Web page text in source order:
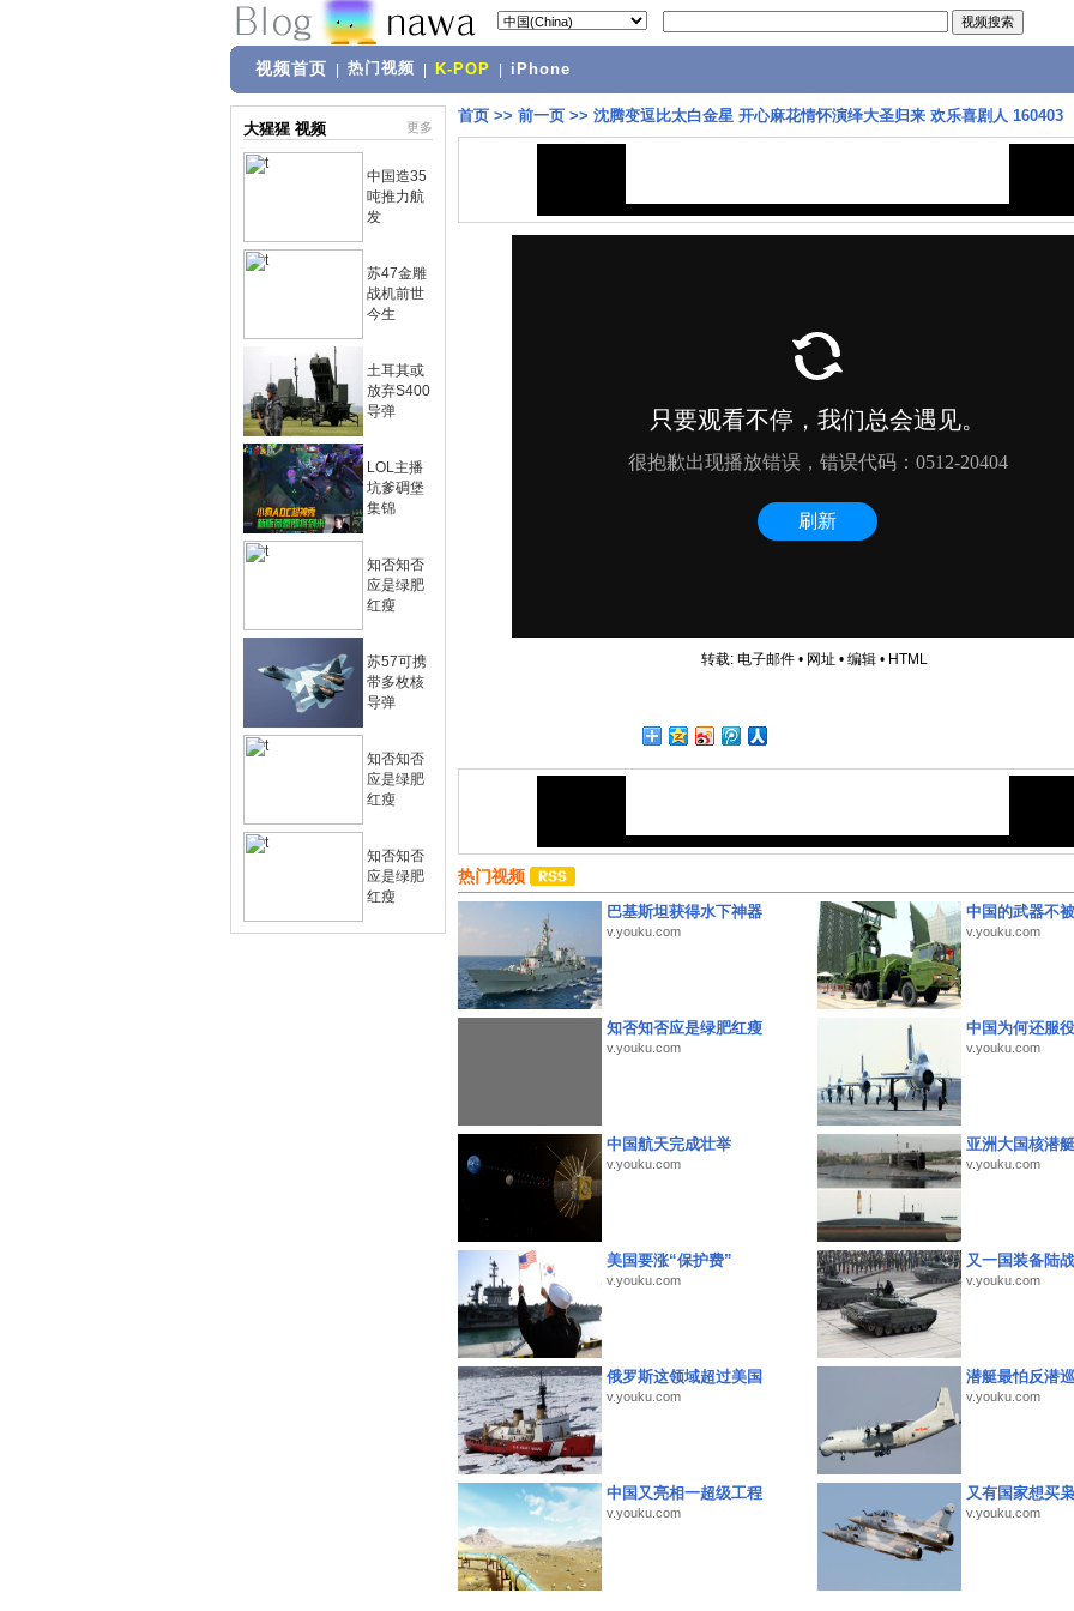
视频首页 热门视频 K-POP iPhone
大猩猩 视频 更多
中国造35
吨推力航
发
苏47金雕
战机前世
今生
土耳其或
放弃S400
导弹
LOL主播
坑爹碉堡
集锦
知否知否
应是绿肥
红瘦
苏57可携
带多枚核
导弹
知否知否
应是绿肥
红瘦
知否知否
应是绿肥
红瘦
首页 >> 前一页 >> 沈腾变逗比太白金星 开心麻花情怀演绎大圣归来 欢乐喜剧人 160403
转载: 电子邮件• 网址 • 编辑• HTML
热门视频
巴基斯坦获得水下神器
v.youku.com
中国的武器不
v.youku.com
知否知否应是绿肥红瘦
v.youku.com
中国为何还服
v.youku.com
中国航天完成壮举
v.youku.com
亚洲大国核潜
v.youku.com
美国要涨“保护费”
v.youku.com
又一国装备陆
v.youku.com
俄罗斯这领域超过美国
v.youku.com
潜艇最怕反潜
v.youku.com
中国又亮相一超级工程
v.youku.com
又有国家想买
v.youku.com